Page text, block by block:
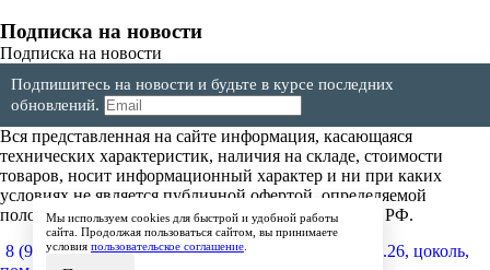
Подписка на новости
Подписка на новости
Подпишитесь на новости и будьте в курсе последних
обновлений.
Вся представленная на сайте информация, касающаяся
технических характеристик, наличия на складе, стоимости
товаров, носит информационный характер и ни при каких
условиях не является публичной офертой, определяемой
положениями Статьи 437(2) Гражданского кодекса РФ.
8 (904) 257-64-64 600017, г.Владимир, ул. Мира, д.26, цоколь,
Мы используем cookies для быстрой и удобной работы
сайта. Продолжая пользоваться сайтом, вы принимаете
условия пользовательское соглашение